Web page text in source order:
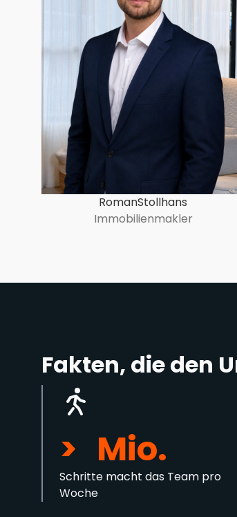
RomanStollhans
Immobilienmakler
Fakten, die den
> Mio.
Schritte macht das Team pro
Woche